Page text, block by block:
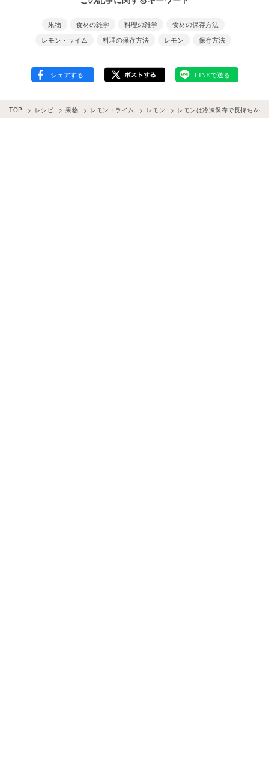
果物 食材の雑学 料理の雑学
食材の保存方法
レモン・ライム
料理の保存方法 レモン 保存方法
TOP レシピ 果物 レモン・ライム レモン レモンは冷凍保存で長持ち＆香